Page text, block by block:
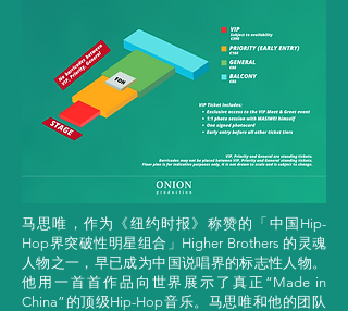
马思唯，作为《纽约时报》称赞的「中国Hip-
Hop界突破性明星组合」Higher Brothers 的灵魂
人物之一，早已成为中国说唱界的标志性人物。
他用一首首作品向世界展示了真正“Made in
China”的顶级Hip-Hop音乐。马思唯和他的团队